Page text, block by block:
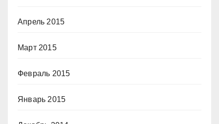
Апрель 2015
Март 2015
Февраль 2015
Январь 2015